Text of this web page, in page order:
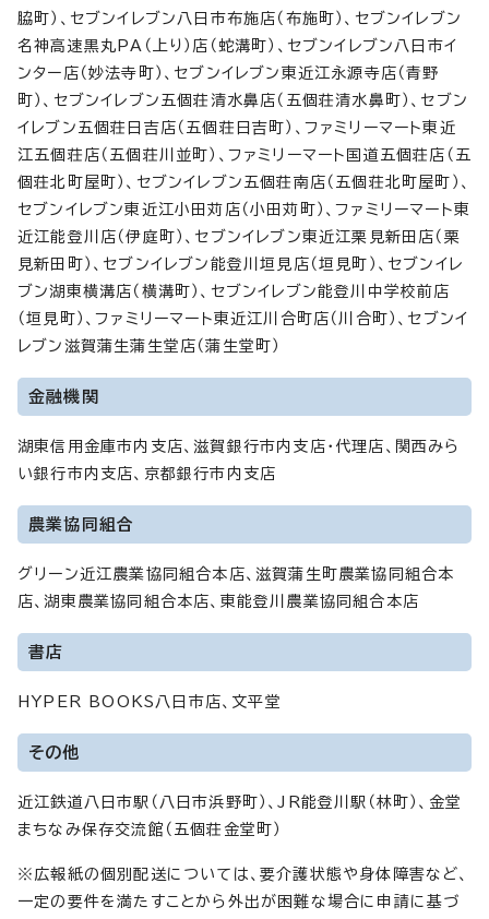
脇町）、セブンイレブン八日市布施店（布施町）、セブンイレブン
名神高速黒丸PA（上り）店（蛇溝町）、セブンイレブン八日市イ
ンター店（妙法寺町）、セブンイレブン東近江永源寺店（青野
町）、セブンイレブン五個荘清水鼻店（五個荘清水鼻町）、セブン
イレブン五個荘日吉店（五個荘日吉町）、ファミリーマート東近
江五個荘店（五個荘川並町）、ファミリーマート国道五個荘店（五
個荘北町屋町）、セブンイレブン五個荘南店（五個荘北町屋町）、
セブンイレブン東近江小田苅店（小田苅町）、ファミリーマート東
近江能登川店（伊庭町）、セブンイレブン東近江栗見新田店（栗
見新田町）、セブンイレブン能登川垣見店（垣見町）、セブンイレ
ブン湖東横溝店（横溝町）、セブンイレブン能登川中学校前店
（垣見町）、ファミリーマート東近江川合町店（川合町）、セブンイ
レブン滋賀蒲生蒲生堂店（蒲生堂町）
金融機関
湖東信用金庫市内支店、滋賀銀行市内支店・代理店、関西みら
い銀行市内支店、京都銀行市内支店
農業協同組合
グリーン近江農業協同組合本店、滋賀蒲生町農業協同組合本
店、湖東農業協同組合本店、東能登川農業協同組合本店
書店
HYPER BOOKS八日市店、文平堂
その他
近江鉄道八日市駅（八日市浜野町）、JR能登川駅（林町）、金堂
まちなみ保存交流館（五個荘金堂町）
※広報紙の個別配送については、要介護状態や身体障害など、
一定の要件を満たすことから外出が困難な場合に申請に基づ